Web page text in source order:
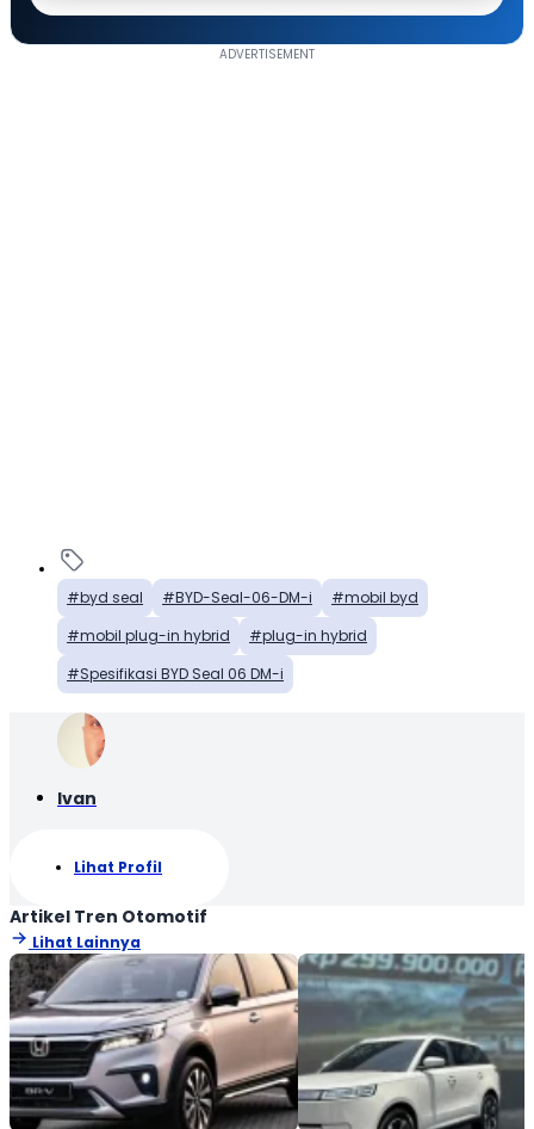
byd seal BYD-Seal-06-DM-i
mobil byd
mobil plug-in hybrid
plug-in hybrid
Spesifikasi BYD Seal 06 DM-i
Ivan
Lihat Profil
Artikel Tren Otomotif
Lihat Lainnya